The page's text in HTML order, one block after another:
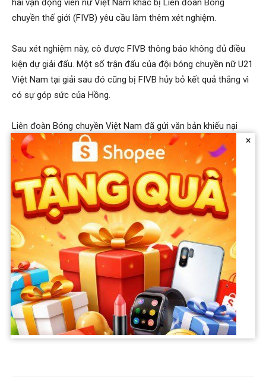
hai vận động viên nữ Việt Nam khác bị Liên đoàn Bóng
chuyền thế giới (FIVB) yêu cầu làm thêm xét nghiệm.
Sau xét nghiệm này, cô được FIVB thông báo không đủ điều
kiện dự giải đấu. Một số trận đấu của đội bóng chuyền nữ U21
Việt Nam tại giải sau đó cũng bị FIVB hủy bỏ kết quả thắng vì
có sự góp sức của Hồng.
Liên đoàn Bóng chuyền Việt Nam đã gửi văn bản khiếu nại
quyết định xử phạt của FIVB. VFV cho biết trước khi giải đấu
diễn ra và cả đến thời điểm này, FIVB không hề đưa ra bất cứ
yêu cầu nào về việc xét nghiệm như trên đối với các vận động
viên trong đó có Hồng. Các yêu cầu kiểm tra phát sinh của
FIVB đã gây ảnh hưởng đối với tinh thần, thể chất của vận
động viên và làm ảnh hưởng đến bóng chuyền Việt Nam.
Dù vậy đến nay FIVB vẫn cấm Đặng Thị Hồng tham gia thi đấu
bóng chuyền trong hệ thống giải do FIVB điều hành, tổ chức,
giám sát. Lệnh cấm này cũng khiến Hồng không thể tham dự
các giải bóng chuyền quốc nội trong màu áo CLB chủ quản.
Sự nghiệp của Hồng với thể thao coi như đã chấm dứt vì
nguyên nhân không đến từ cô.
×